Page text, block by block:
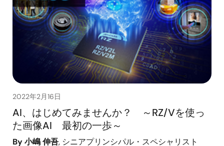
2022年2月16日
AI、はじめてみませんか？ ～RZ/Vを使っ
た画像AI 最初の一歩～
By 小嶋 伸吾, シニアプリンシパル・スペシャリスト